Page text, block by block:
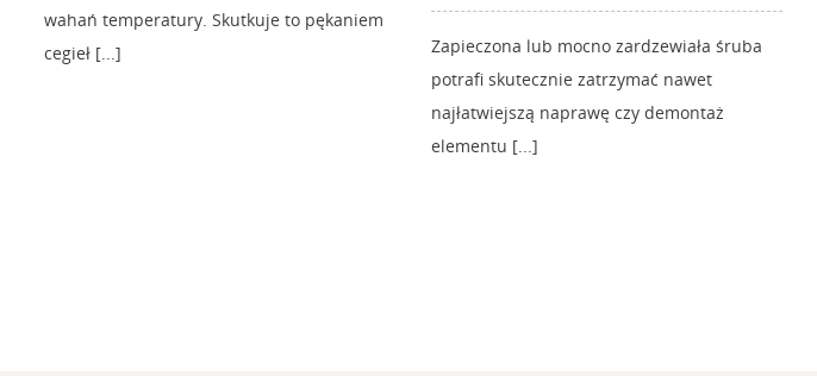
wahań temperatury. Skutkuje to pękaniem
cegieł [...]
Zapieczona lub mocno zardzewiała śruba
potrafi skutecznie zatrzymać nawet
najłatwiejszą naprawę czy demontaż
elementu [...]